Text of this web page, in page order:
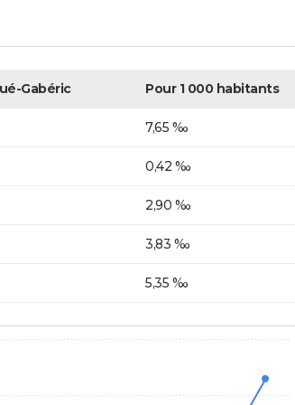
Gabéric Pour 1 000 habitants
7,65 ‰
0,42 ‰
2,90 ‰
3,83 ‰
5,35 ‰